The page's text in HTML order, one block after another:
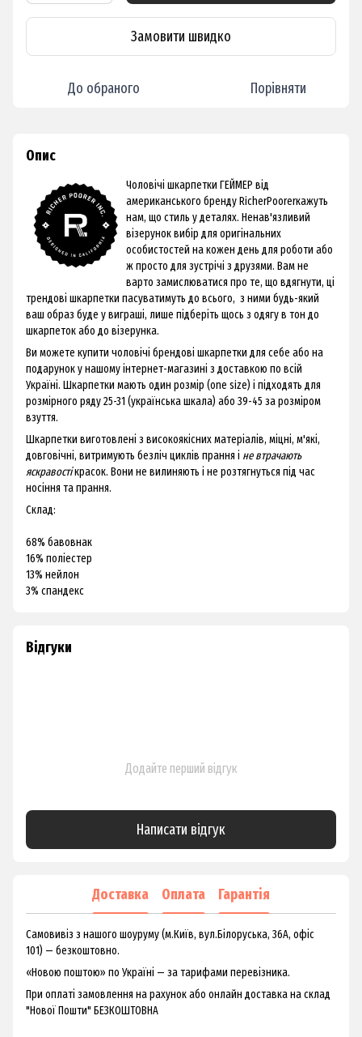
Замовити швидко
До обраного Порівняти
Опис
Чоловічі шкарпетки ГЕЙМЕР від
американського брендуRicherPoorerкажуть
нам, що стиль у деталях. Ненав'язливий
візерунок вибір для оригінальних
особистостей на кожен день для роботи або
ж просто для зустрічі з друзями. Вам не
варто замислюватися про те, що вдягнути, ці
трендові шкарпетки пасуватимуть до всього, з ними будь-який
ваш образ буде у виграші, лише підберіть щось з одягу в тон до
шкарпеток або до візерунка.
Ви можете купити чоловічі брендові шкарпетки для себе або на
подарунок у нашому інтернет-магазині з доставкою по всій
Україні. Шкарпетки мають один розмір (one size) і підходять для
розмірного ряду 25-31 (українська шкала) або 39-45 за розміром
взуття.
Шкарпетки виготовлені з високоякісних матеріалів, міцні, м'які,
довговічні, витримують безліч циклів прання і не втрачають
яскравостікрасок. Вони не вилиняють і не розтягнуться під час
носіння та прання.
Склад:
68% бавовнак
16% поліестер
13% нейлон
3% спандекс
Відгуки
Додайте перший відгук
Написати відгук
Доставка Оплата Гарантія
Самовивіз з нашого шоуруму (м.Київ, вул.Білоруська, 36А, офіс
101) — безкоштовно.
«Новою поштою» по Україні — за тарифами перевізника.
При оплаті замовлення на рахунок або онлайн доставка на склад
"Нової Пошти" БЕЗКОШТОВНА